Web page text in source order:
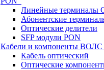
Линейные терминалы
Абонентские
Оптические делители
SFP модули PON
Кабели и компоненты ВОЛС
Кабель оптический
Оптические